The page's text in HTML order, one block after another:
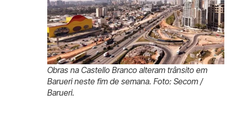
Obras na Castello Branco alteram trânsito em
Barueri neste fim de semana. Foto: Secom /
Barueri.